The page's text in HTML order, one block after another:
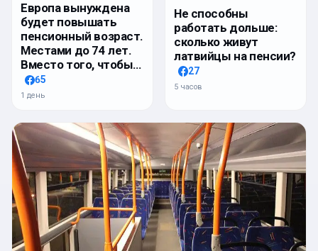
Европа вынуждена
будет повышать
пенсионный возраст.
Местами до 74 лет.
Вместо того, чтобы…
65
1 день
Не способны
работать дольше:
сколько живут
латвийцы на пенсии?
27
5 часов